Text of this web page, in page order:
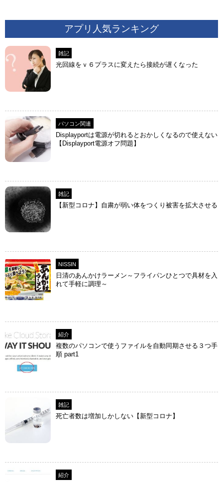
アプリ人気ランキング
雑記
光回線をｖ６プラスに変えたら接続が遅くなった
パソコン関連
Displayportは電源が切れるとおかしくなるので使えない
【Displayport電源オフ問題】
雑記
【新型コロナ】自粛が弱い体をつくり被害を拡大させる
NISSIN
日清のあんかけラーメン～フライパンひとつで具材を入
れて手軽に調理～
紹介
複数のパソコンで使うファイルを自動同期させる３つ手
順 part1
雑記
死亡者数は増加しかしない【新型コロナ】
紹介